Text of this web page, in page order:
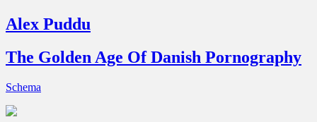
Alex Puddu
The Golden Age Of Danish Pornography
Schema